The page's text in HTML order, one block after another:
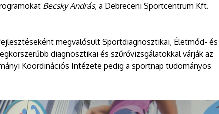
Becsky András, a Debreceni Sportcentrum Kft.
megvalósult Sportdiagnosztikai, Életmód- és
diagnosztikai és szűrővizsgálatokkal várják az
Koordinációs Intézete pedig a sportnap tudományos